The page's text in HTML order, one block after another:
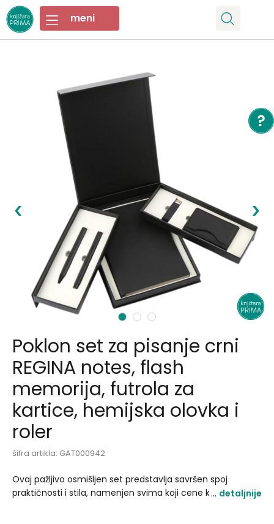
1 2 3
Poklon set za pisanje crni
REGINA notes, flash
memorija, futrola za
kartice, hemijska olovka i
roler
šifra artikla: GAT000942
Ovaj pažljivo osmišljen set predstavlja savršen spoj
praktičnosti i stila, namenjen svima koji cene kvalitetan
detaljnije